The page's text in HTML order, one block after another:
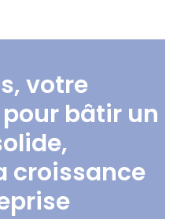
votre
bâtir un
croissance